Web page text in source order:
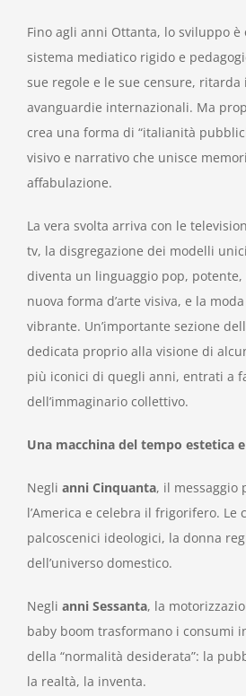
Fino agli anni Ottanta, lo sviluppo è
sistema mediatico rigido e
sue regole e le sue censure,
avanguardie internazionali. Ma
crea una forma di “italianità
visivo e narrativo che unisce
affabulazione.
La vera svolta arriva con le
tv, la disgregazione dei modelli
diventa un linguaggio pop, potente,
nuova forma d’arte visiva, e la
vibrante. Un’importante sezione
dedicata proprio alla visione di
più iconici di quegli anni, entrati a
dell’immaginario collettivo.
Una macchina del tempo estetica
Negli anni Cinquanta, il messaggio
l’America e celebra il frigorifero. Le
palcoscenici ideologici, la donna
dell’universo domestico.
Negli anni Sessanta, la
baby boom trasformano i consumi
della “normalità desiderata”: la
la realtà, la inventa.